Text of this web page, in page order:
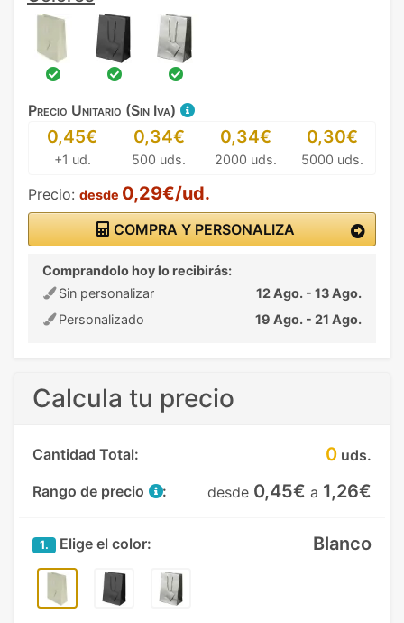
Precio Unitario (Sin Iva)
0,45€
+1 ud.
0,34€
500 uds.
0,34€
2000 uds.
0,30€
5000 uds.
Precio: desde 0,29€/ud.
COMPRA Y PERSONALIZA
Comprandolo hoy lo recibirás:
Sin personalizar
12 Ago. - 13 Ago.
Personalizado
19 Ago. - 21 Ago.
Calcula tu precio
Cantidad Total: 0 uds.
Rango de precio
: desde 0,45€ a 1,26€
1. Elige el color: Blanco